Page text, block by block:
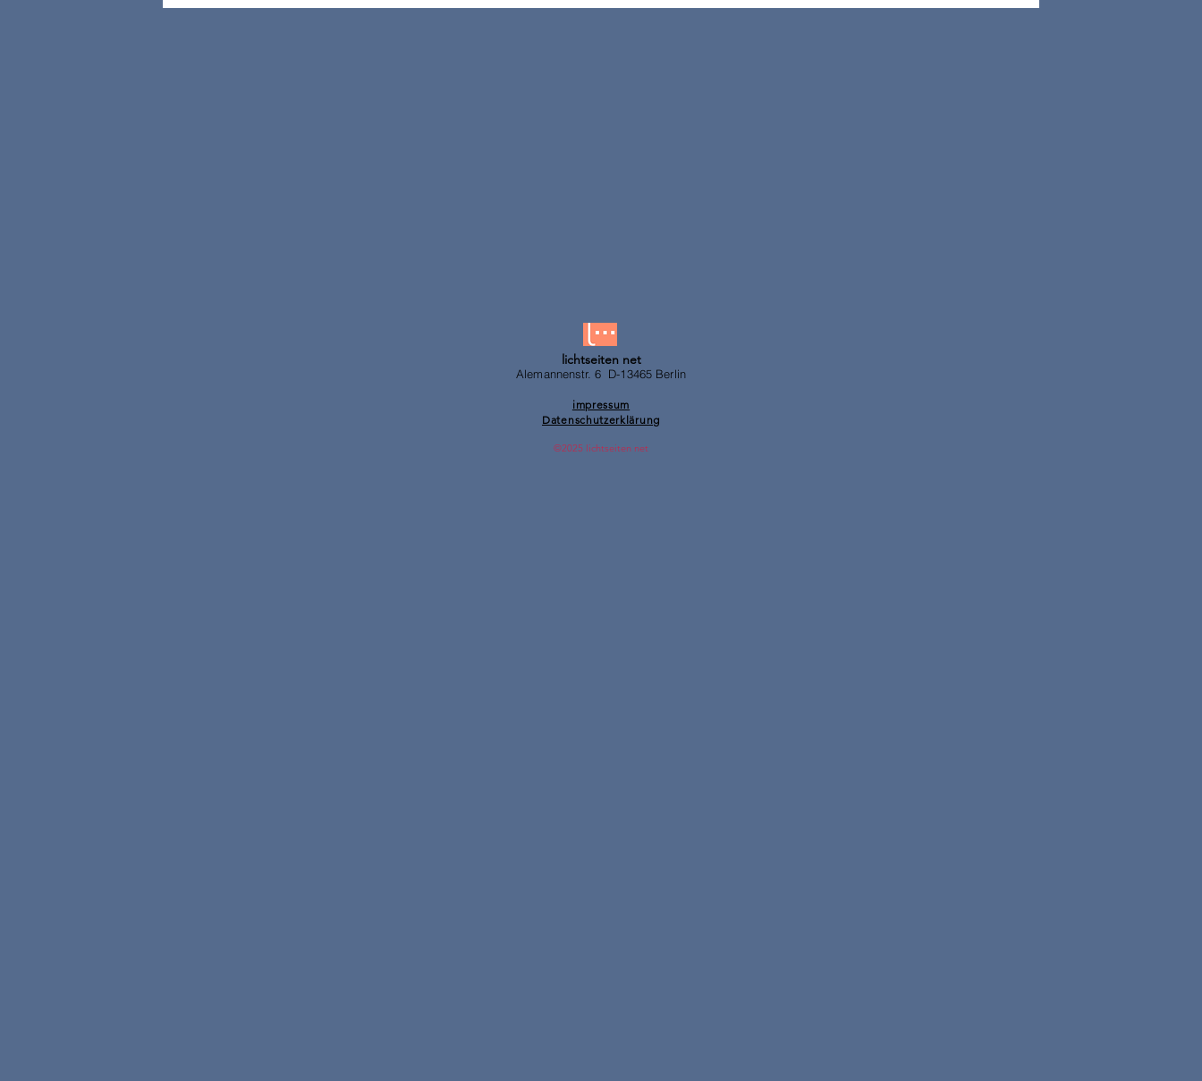
lichtseiten net
Alemannenstr. 6 D-13465 Berlin
impressum
Datenschutzerklärung
©2025 lichtseiten net